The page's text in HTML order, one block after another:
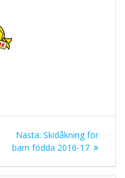
Nästa: Nästa
inlägg:
Skidåkning för
barn födda 2016-17